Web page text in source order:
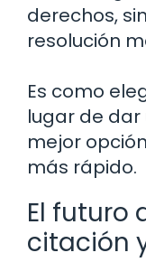
derechos,
resolución
Es como
lugar de dar
mejor
más rápido.
El futuro
citación